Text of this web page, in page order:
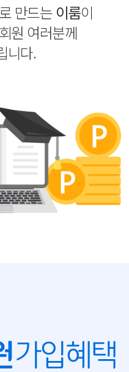
만드는 이룸이
원 여러분께
니다.
가입혜택